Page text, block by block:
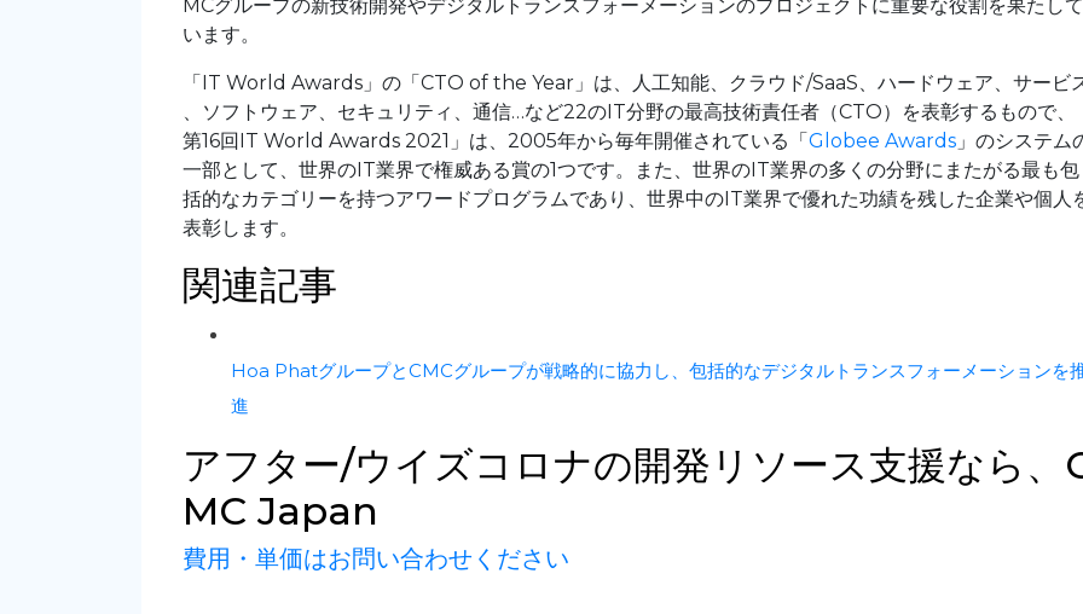
MCグループの新技術開発やデジタルトランスフォーメーションのプロジェクトに重要な役割を果たして
います。
「IT World Awards」の「CTO of the Year」は、人工知能、クラウド/SaaS、ハードウェア、サービ
、ソフトウェア、セキュリティ、通信…など22のIT分野の最高技術責任者（CTO）を表彰するもので、
第16回IT World Awards 2021」は、2005年から毎年開催されている「 Globee Awards 」のシステム
一部として、世界のIT業界で権威ある賞の1つです。また、世界のIT業界の多くの分野にまたがる最も包
括的なカテゴリーを持つアワードプログラムであり、世界中のIT業界で優れた功績を残した企業や個人
表彰します。
関連記事
Hoa PhatグループとCMCグループが戦略的に協力し、包括的なデジタルトランスフォーメーションを
進
アフター/ウイズコロナの開発リソース支援なら、
MC Japan
費用・単価はお問い合わせください